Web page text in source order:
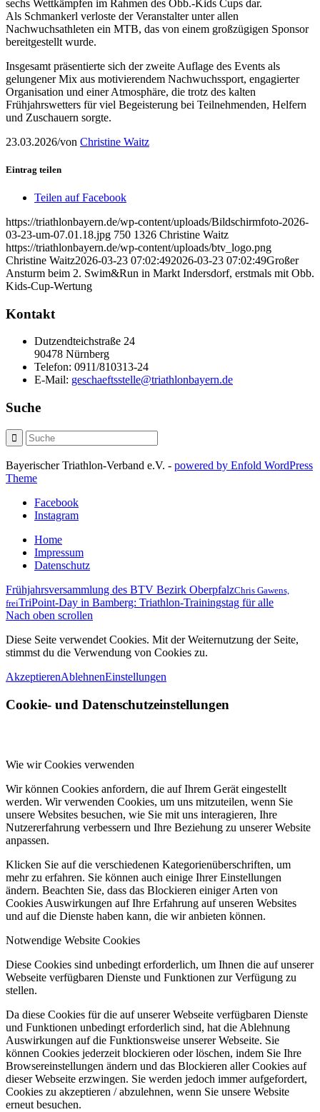
sechs Wettkämpfen im Rahmen des Obb.-Kids Cups dar.
Als Schmankerl verloste der Veranstalter unter allen
Nachwuchsathleten ein MTB, das von einem großzügigen Sponsor
bereitgestellt wurde.
Insgesamt präsentierte sich der zweite Auflage des Events als
gelungener Mix aus motivierendem Nachwuchssport, engagierter
Organisation und einer Atmosphäre, die trotz des kalten
Frühjahrswetters für viel Begeisterung bei Teilnehmenden, Helfern
und Zuschauern sorgte.
23.03.2026/von Christine Waitz
Eintrag teilen
Teilen auf Facebook
https://triathlonbayern.de/wp-content/uploads/Bildschirmfoto-2026-
03-23-um-07.01.18.jpg 750 1326 Christine Waitz
https://triathlonbayern.de/wp-content/uploads/btv_logo.png
Christine Waitz2026-03-23 07:02:492026-03-23 07:02:49Großer
Ansturm beim 2. Swim&Run in Markt Indersdorf, erstmals mit Obb.
Kids-Cup-Wertung
Kontakt
Dutzendteichstraße 24
90478 Nürnberg
Telefon: 0911/810313-24
E-Mail: geschaeftsstelle@triathlonbayern.de
Suche
Bayerischer Triathlon-Verband e.V. - powered by Enfold WordPress
Theme
Facebook
Instagram
Home
Impressum
Datenschutz
Frühjahrsversammlung des BTV Bezirk OberpfalzChris Gawens,
freiTriPoint-Day in Bamberg: Triathlon-Trainingstag für alle
Nach oben scrollen
Diese Seite verwendet Cookies. Mit der Weiternutzung der Seite,
stimmst du die Verwendung von Cookies zu.
AkzeptierenAblehnenEinstellungen
Cookie- und Datenschutzeinstellungen
Wie wir Cookies verwenden
Wir können Cookies anfordern, die auf Ihrem Gerät eingestellt
werden. Wir verwenden Cookies, um uns mitzuteilen, wenn Sie
unsere Websites besuchen, wie Sie mit uns interagieren, Ihre
Nutzererfahrung verbessern und Ihre Beziehung zu unserer Website
anpassen.
Klicken Sie auf die verschiedenen Kategorienüberschriften, um
mehr zu erfahren. Sie können auch einige Ihrer Einstellungen
ändern. Beachten Sie, dass das Blockieren einiger Arten von
Cookies Auswirkungen auf Ihre Erfahrung auf unseren Websites
und auf die Dienste haben kann, die wir anbieten können.
Notwendige Website Cookies
Diese Cookies sind unbedingt erforderlich, um Ihnen die auf unserer
Webseite verfügbaren Dienste und Funktionen zur Verfügung zu
stellen.
Da diese Cookies für die auf unserer Webseite verfügbaren Dienste
und Funktionen unbedingt erforderlich sind, hat die Ablehnung
Auswirkungen auf die Funktionsweise unserer Webseite. Sie
können Cookies jederzeit blockieren oder löschen, indem Sie Ihre
Browsereinstellungen ändern und das Blockieren aller Cookies auf
dieser Webseite erzwingen. Sie werden jedoch immer aufgefordert,
Cookies zu akzeptieren / abzulehnen, wenn Sie unsere Website
erneut besuchen.